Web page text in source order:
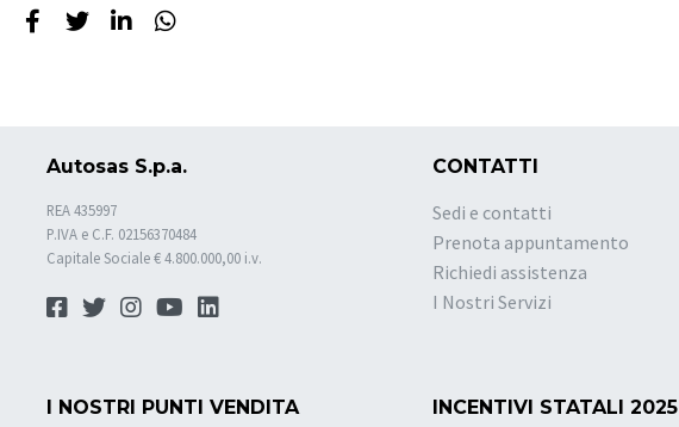
Autosas S.p.a.
REA 435997
P.IVA e C.F. 02156370484
Capitale Sociale € 4.800.000,00 i.v.
CONTATTI
Sedi e contatti
Prenota appuntamento
Richiedi assistenza
I Nostri Servizi
I NOSTRI PUNTI VENDITA INCENTIVI STATALI 2025